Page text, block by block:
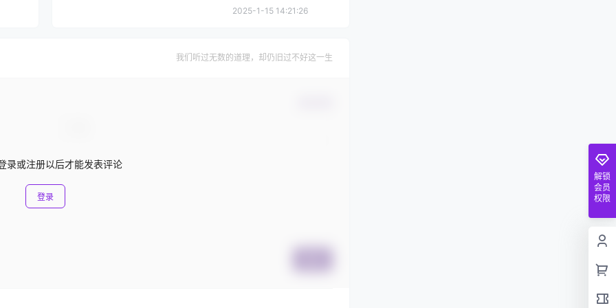
2025-1-15 14:21:26
我们听过无数的道理，却仍旧过不好这一生
录或注册以后才能发表评论
登录
解锁
会员
权限